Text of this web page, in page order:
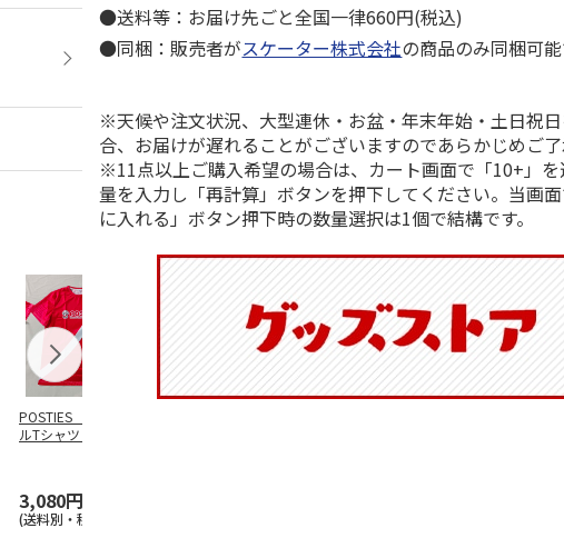
POSTIES オリジナ
ルTシャツ Sサイズ
3,080円
(送料別・税込)
●送料等：お届け先ごと全国一律660円(税込)
●同梱：販売者がスケーター株式会社の商品のみ同梱可能
※天候や注文状況、大型連休・お盆・年末年始・土日祝
合、お届けが遅れることがございますのであらかじめご了
※11点以上ご購入希望の場合は、カート画面で「10+」
量を入力し「再計算」ボタンを押下してください。当画
に入れる」ボタン押下時の数量選択は1個で結構です。